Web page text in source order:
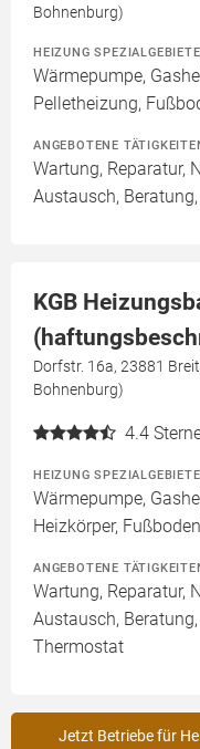
Bohnenburg)
HEIZUNG SPEZIALGEBIETE
Wärmepumpe,
Pelletheizung,
ANGEBOTENE
Wartung, Reparatur,
Austausch,
KGB
Dorfstr. 16a, 23881
Bohnenburg)
4.4
HEIZUNG SPEZIALGEBIETE
Wärmepumpe,
Heizkörper,
ANGEBOTENE
Wartung, Reparatur,
Austausch,
Thermostat
Jetzt Betriebe für